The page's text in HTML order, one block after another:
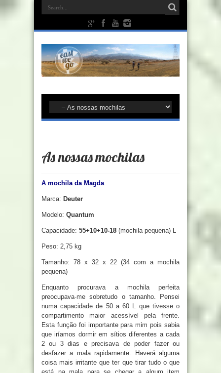
As nossas mochilas
A mochila da Magda
Marca: Deuter
Modelo: Quantum
Capacidade: 55+10+10-18 (mochila pequena) L
Peso: 2,75 kg
Tamanho: 78 x 32 x 22 (34 com a mochila
pequena)
Enquanto procurava a mochila perfeita
preocupava-me sobretudo o tamanho. Pensei
numa capacidade de 50 a 60 L que tivesse o
compartimento maior acessível pela frente.
Esta função foi importante para mim pois sabia
que iríamos dormir em sítios diferentes a cada
2 ou 3 dias e precisava de poder fazer ou
desfazer a mala rapidamente. Haverá alguma
coisa mais irritante que ter que tirar tudo o que